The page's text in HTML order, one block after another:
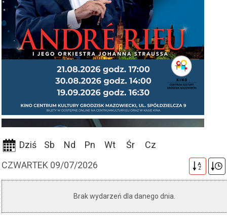
Dziś Sb Nd Pn Wt Śr
Cz
CZWARTEK 09/07/2026
A
Z
Brak wydarzeń dla danego dnia.